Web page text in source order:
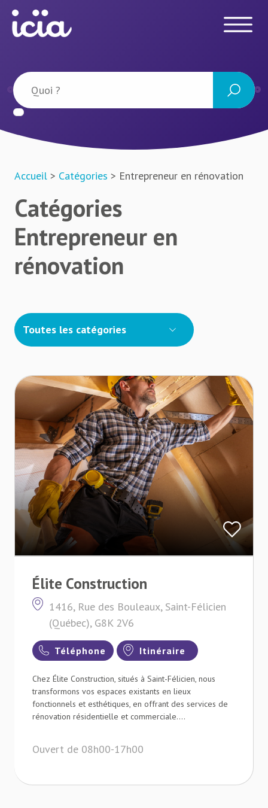
Accueil > Catégories > Entrepreneur en rénovation
Catégories
Entrepreneur en
rénovation
Toutes les catégories
Élite Construction
1416, Rue des Bouleaux, Saint-Félicien
(Québec), G8K 2V6
Téléphone Itinéraire
Chez Élite Construction, situés à Saint-Félicien, nous
transformons vos espaces existants en lieux
fonctionnels et esthétiques, en offrant des services de
rénovation résidentielle et commerciale....
Ouvert de 08h00-17h00